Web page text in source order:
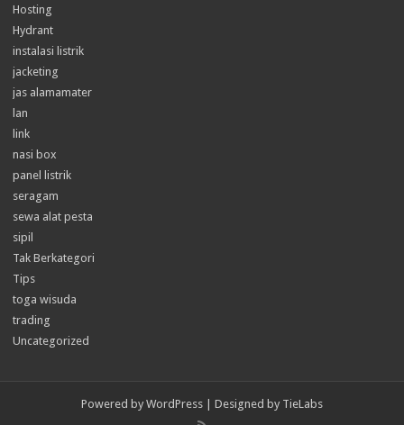
Hosting
Hydrant
instalasi listrik
jacketing
jas alamamater
lan
link
nasi box
panel listrik
seragam
sewa alat pesta
sipil
Tak Berkategori
Tips
toga wisuda
trading
Uncategorized
Powered by WordPress | Designed by TieLabs